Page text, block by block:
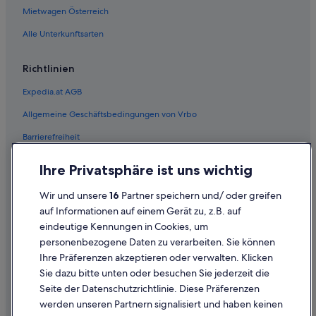
Aparthotels in Wien
Ferienwohnungen in Wien
B&B in Wien
Chalets in Wien
Cottages in Wien
Gasthäuser in Wien
Hostels in Wien
Accor Hotels in Wien
All-Inclusive- in Wien
Arcotel Hotels in Wien
Business in Wien
Mietwagen Österreich
Alle Unterkunftsarten
Richtlinien
Expedia.at AGB
Allgemeine Geschäftsbedingungen von Vrbo
Barrierefreiheit
Rechtliche Hinweise/Kontakt
Inhaltsrichtlinien und Melden von Inhalten
Hilfe
Hilfe
Ihre Privatsphäre ist uns wichtig
Wir und unsere16 Partner speichern und/ oder greifen
auf Informationen auf einem Gerät zu, z.B. auf
eindeutige Kennungen in Cookies, um
personenbezogene Daten zu verarbeiten. Sie können
Ihre Präferenzen akzeptieren oder verwalten. Klicken
Sie dazu bitte unten oder besuchen Sie jederzeit die
Seite der Datenschutzrichtlinie. Diese Präferenzen
werden unseren Partnern signalisiert und haben keinen